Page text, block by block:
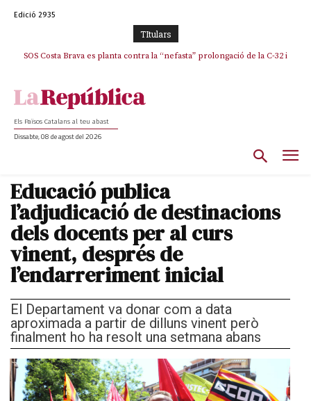
Edició 2935
TItulars
SOS Costa Brava es planta contra la “nefasta” prolongació de la C-32 i
Els Països Catalans al teu abast
Dissabte, 08 de agost del 2026
Educació publica
l’adjudicació de destinacions
dels docents per al curs
vinent, després de
l’endarreriment inicial
El Departament va donar com a data
aproximada a partir de dilluns vinent però
finalment ho ha resolt una setmana abans